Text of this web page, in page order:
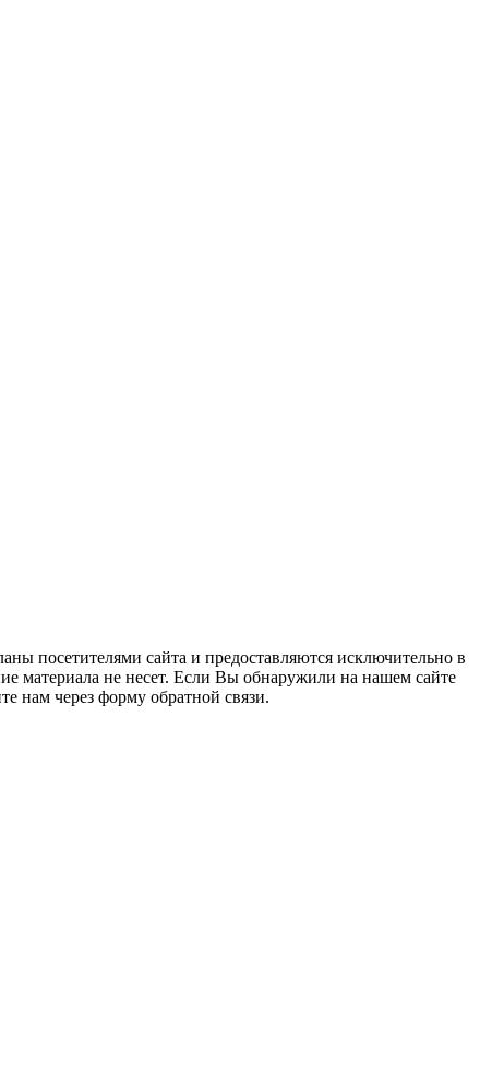
посетителями сайта и предоставляются исключительно в
материала не несет. Если Вы обнаружили на нашем сайте
нам через форму обратной связи.